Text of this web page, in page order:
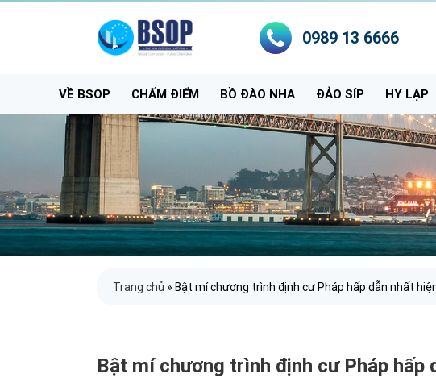
0989 13 6666
VỀ BSOP CHẤM ĐIỂM BỒ ĐÀO NHA ĐẢO SÍP HY LẠP
Trang chủ » Bật mí chương trình định cư Pháp hấp dẫn nhất
Bật mí chương trình định cư Pháp hấp